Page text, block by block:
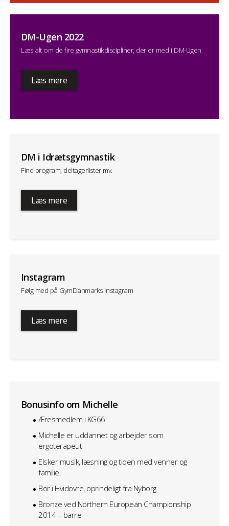
DM-Ugen 2022
Læs alt om de fire gymnastikdiscipliner, der er med i DM-Ugen
Læs mere
DM i Idrætsgymnastik
Find program, deltagerlister mv.
Læs mere
Instagram
Følg med på GymDanmarks Instagram
Læs mere
Bonusinfo om Michelle
Æresmedlem i KG66
Michelle er uddannet og arbejder som
ergoterapeut
Elsker musik, læsning og tiden med venner og
familie.
Bor i Hvidovre, oprindeligt fra Nyborg
Bronze ved Northern European Championship
2014 – barre